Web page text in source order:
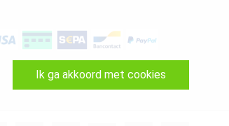
ik ga akkoord met cookies